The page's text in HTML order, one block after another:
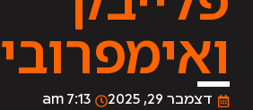
דצמבר 29, 2025 7:13 am